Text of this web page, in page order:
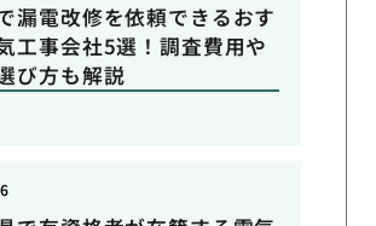
漏電改修を依頼できるおす
工事会社5選！調査費用や
び方も解説